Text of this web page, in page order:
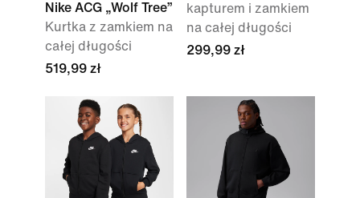
Nike ACG „Wolf Tree”
Kurtka z zamkiem na
całej długości
519,99 zł
kapturem i zamkiem
na całej długości
299,99 zł